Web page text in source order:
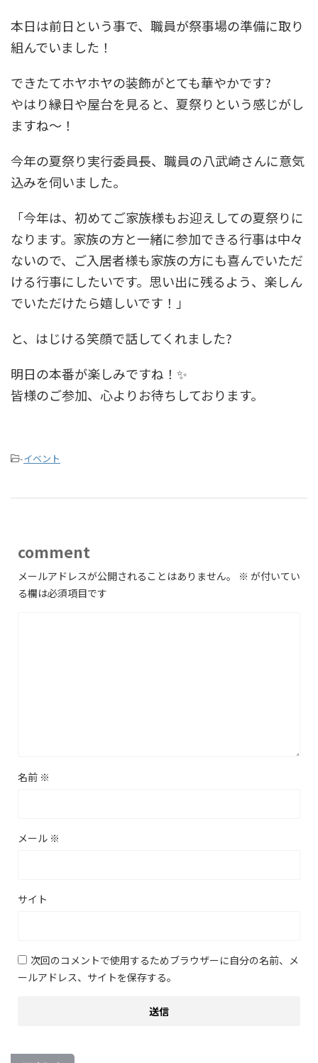
本日は前日という事で、職員が祭事場の準備に取り
組んでいました！
できたてホヤホヤの装飾がとても華やかです?
やはり縁日や屋台を見ると、夏祭りという感じがし
ますね～！
今年の夏祭り実行委員長、職員の八武崎さんに意気
込みを伺いました。
「今年は、初めてご家族様もお迎えしての夏祭りに
なります。家族の方と一緒に参加できる行事は中々
ないので、ご入居者様も家族の方にも喜んでいただ
ける行事にしたいです。思い出に残るよう、楽しん
でいただけたら嬉しいです！」
と、はじける笑顔で話してくれました?
明日の本番が楽しみですね！✨
皆様のご参加、心よりお待ちしております。
-イベント
comment
メールアドレスが公開されることはありません。 ※ が付いてい
る欄は必須項目です
名前 ※
メール ※
サイト
次回のコメントで使用するためブラウザーに自分の名前、メ
ールアドレス、サイトを保存する。